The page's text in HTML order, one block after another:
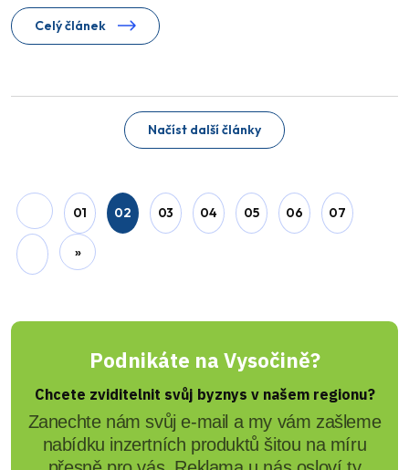
Celý článek
Jiřina Suchorová
Konference o paliativní péči
spojila odborníky z celého
světa